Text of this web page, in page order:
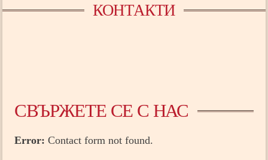
КОНТАКТИ
СВЪРЖЕТЕ СЕ С НАС
Error: Contact form not found.